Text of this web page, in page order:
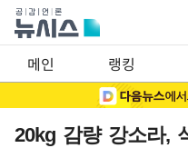
메인 랭킹
20kg 감량 강소라,